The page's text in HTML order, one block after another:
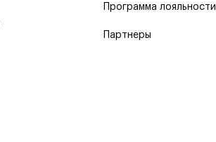
Программа лояльности
Партнеры